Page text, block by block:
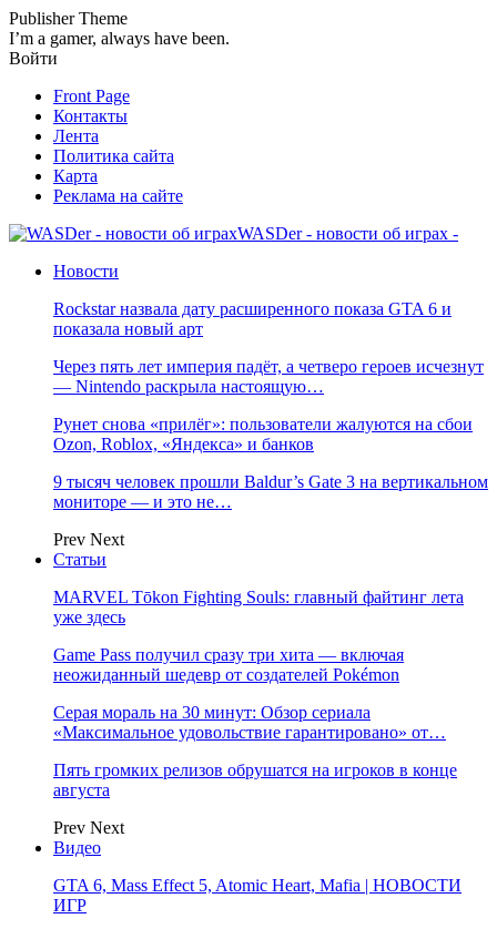
Publisher Theme
I’m a gamer, always have been.
Войти
Front Page
Контакты
Лента
Политика сайта
Карта
Реклама на сайте
WASDer - новости об играх -
Новости
Rockstar назвала дату расширенного показа GTA 6 и
показала новый арт
Через пять лет империя падёт, а четверо героев исчезнут
— Nintendo раскрыла настоящую…
Рунет снова «прилёг»: пользователи жалуются на сбои
Ozon, Roblox, «Яндекса» и банков
9 тысяч человек прошли Baldur’s Gate 3 на вертикальном
мониторе — и это не…
Prev Next
Статьи
MARVEL Tōkon Fighting Souls: главный файтинг лета
уже здесь
Game Pass получил сразу три хита — включая
неожиданный шедевр от создателей Pokémon
Серая мораль на 30 минут: Обзор сериала
«Максимальное удовольствие гарантировано» от…
Пять громких релизов обрушатся на игроков в конце
августа
Prev Next
Видео
GTA 6, Mass Effect 5, Atomic Heart, Mafia | НОВОСТИ
ИГР